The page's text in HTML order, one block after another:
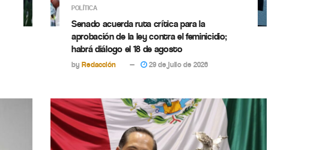
POLÍTICA
Senado acuerda ruta crítica para la
aprobación de la ley contra el feminicidio;
habrá diálogo el 18 de agosto
by Redacción 29 de julio de 2026